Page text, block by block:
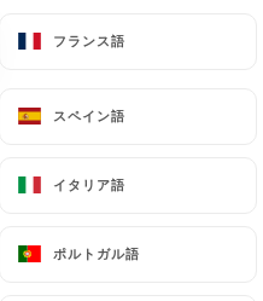
フランス語
スペイン語
イタリア語
ポルトガル語
フランス語
スペイン語
イタリア語
ポルトガル語